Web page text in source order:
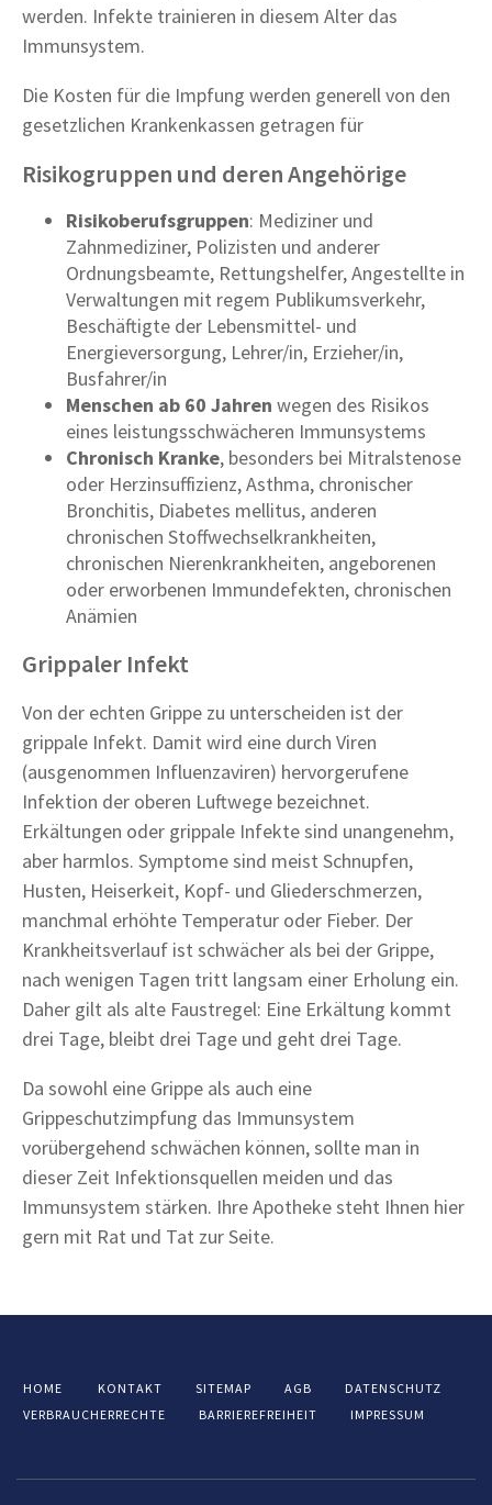
werden. Infekte trainieren in diesem Alter das
Immunsystem.
Die Kosten für die Impfung werden generell von den
gesetzlichen Krankenkassen getragen für
Risikogruppen und deren Angehörige
Risikoberufsgruppen: Mediziner und
Zahnmediziner, Polizisten und anderer
Ordnungsbeamte, Rettungshelfer, Angestellte in
Verwaltungen mit regem Publikumsverkehr,
Beschäftigte der Lebensmittel- und
Energieversorgung, Lehrer/in, Erzieher/in,
Busfahrer/in
Menschen ab 60 Jahren wegen des Risikos
eines leistungsschwächeren Immunsystems
Chronisch Kranke, besonders bei Mitralstenose
oder Herzinsuffizienz, Asthma, chronischer
Bronchitis, Diabetes mellitus, anderen
chronischen Stoffwechselkrankheiten,
chronischen Nierenkrankheiten, angeborenen
oder erworbenen Immundefekten, chronischen
Anämien
Grippaler Infekt
Von der echten Grippe zu unterscheiden ist der
grippale Infekt. Damit wird eine durch Viren
(ausgenommen Influenzaviren) hervorgerufene
Infektion der oberen Luftwege bezeichnet.
Erkältungen oder grippale Infekte sind unangenehm,
aber harmlos. Symptome sind meist Schnupfen,
Husten, Heiserkeit, Kopf- und Gliederschmerzen,
manchmal erhöhte Temperatur oder Fieber. Der
Krankheitsverlauf ist schwächer als bei der Grippe,
nach wenigen Tagen tritt langsam einer Erholung ein.
Daher gilt als alte Faustregel: Eine Erkältung kommt
drei Tage, bleibt drei Tage und geht drei Tage.
Da sowohl eine Grippe als auch eine
Grippeschutzimpfung das Immunsystem
vorübergehend schwächen können, sollte man in
dieser Zeit Infektionsquellen meiden und das
Immunsystem stärken. Ihre Apotheke steht Ihnen hier
gern mit Rat und Tat zur Seite.
HOME KONTAKT SITEMAP AGB
DATENSCHUTZ
VERBRAUCHERRECHTE
BARRIEREFREIHEIT IMPRESSUM